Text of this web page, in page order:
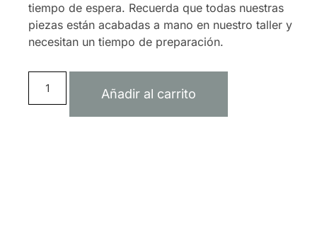
tiempo de espera. Recuerda que todas nuestras
piezas están acabadas a mano en nuestro taller y
necesitan un tiempo de preparación.
Añadir al carrito